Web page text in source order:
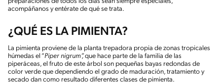
acompáñanos y entérate de qué se trata.
¿QUÉ ES LA PIMIENTA?
La pimienta proviene de la planta trepadora propia de zonas tropicales
húmedas el “Piper nigrum”,que hace parte de la familia de las
piperáceas, el fruto de este árbol son pequeñas bayas redondas de
color verde que dependiendo el grado de maduración, tratamiento y
secado dan como resultado diferentes clases de pimienta.